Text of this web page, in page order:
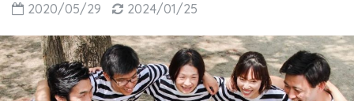
2020/05/29 2024/01/25